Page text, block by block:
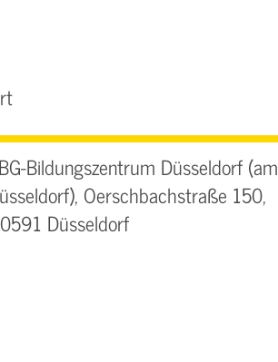
Bildungszentrum Düsseldorf
Oerschbachstraße 150,
Düsseldorf